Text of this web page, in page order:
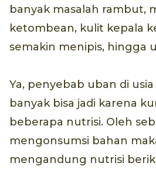
banyak masalah rambut,
ketombean, kulit kepala
semakin menipis, hingga
Ya, penyebab uban di
banyak bisa jadi karena
beberapa nutrisi. Oleh
mengonsumsi bahan
mengandung nutrisi